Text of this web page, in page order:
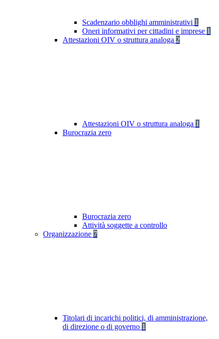
Scadenzario obblighi amministrativi 1
Oneri informativi per cittadini e imprese 1
Attestazioni OIV o struttura analoga 2
Attestazioni OIV o struttura analoga 1
Burocrazia zero
Burocrazia zero
Attività soggette a controllo
Organizzazione 7
Titolari di incarichi politici, di amministrazione,
di direzione o di governo 1